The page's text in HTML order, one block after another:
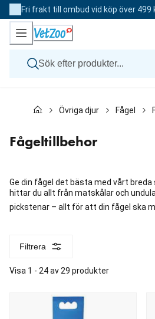
Skip
to
Content
Fri frakt till ombud vid köp över 499
Katt
Veterinärfoder
Varumärken
Övriga djur Fågel
Fågeltillbehor
Ge din fågel det bästa med vårt
hittar du allt från matskålar och
pickstenar – allt för att din fågel ska
Filtrera
Visa 1 - 24 av 29 produkter